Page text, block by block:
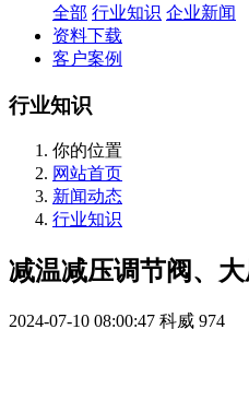
全部 行业知识 企业新闻
资料下载
客户案例
行业知识
你的位置
网站首页
新闻动态
行业知识
减温减压调节阀、
2024-07-10 08:00:47 科威 974